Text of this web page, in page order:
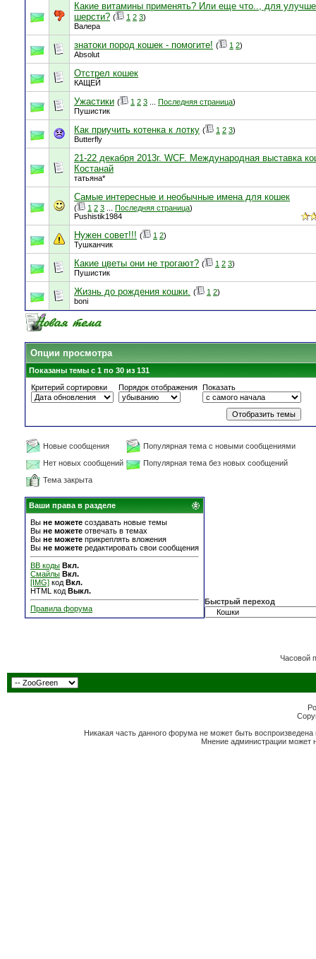
Какие витамины применять? Или еще что.., для
шерсти? ( 1 2 3)
Валера
знатоки пород кошек - помогите! ( 1 2)
Absolut
Отстрел кошек
КАЩЕЙ
Ужастики ( 1 2 3 Последняя страница)
Пушистик
Как приучить котенка к лотку ( 1 2 3)
Butterfly
21-22 декабря 2013г. WCF. Международная выставка
Костанай
татьяна*
Самые интересные и необычные имена для кошек
( 1 2 3 Последняя страница)
Pushistik1984
Нужен совет!!! ( 1 2)
Тушканчик
Какие цветы они не трогают? ( 1 2 3)
Пушистик
Жизнь до рождения кошки. ( 1 2)
boni
Опции просмотра
Показаны темы с 1 по 30 из 131
Критерий сортировки
Порядок отображения Показать
Новые сообщения
Популярная тема с новыми сообщениями
Нет новых сообщений
Популярная тема без новых сообщений
Тема закрыта
Ваши права в разделе
Вы не можете создавать новые темы
Вы не можете отвечать в темах
Вы не можете прикреплять вложения
Вы не можете редактировать свои сообщения
BB коды Вкл.
Смайлы Вкл.
[IMG] код Вкл.
HTML код Выкл.
Правила форума
Быстрый переход
Часовой
Никакая часть данного форума не может быть
Мнение администрации может